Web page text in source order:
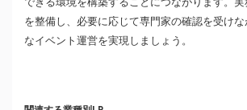
を整備し、必要に応じて専門家の確認を受け
なイベント運営を実現しましょう。